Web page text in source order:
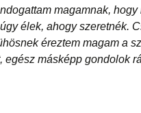
magamnak,
élek, ahogy szeretnék.
éreztem magam a
egész másképp gondolok